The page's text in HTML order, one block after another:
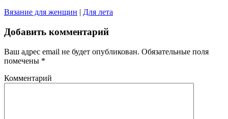
Вязание для женщин | Для лета
Добавить комментарий
Ваш адрес email не будет опубликован. Обязательные поля
помечены *
Комментарий